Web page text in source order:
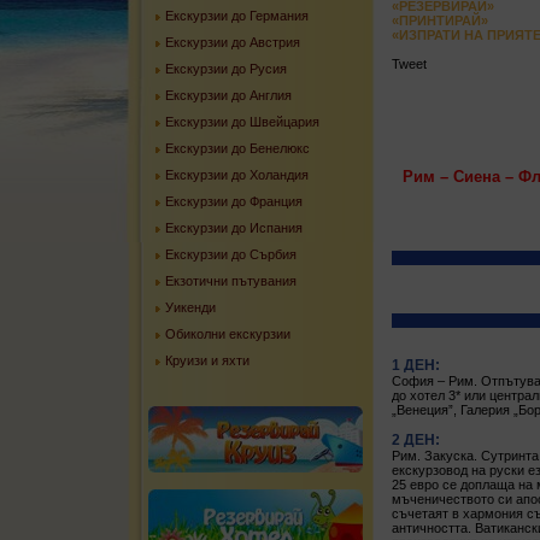
Екскурзии до Германия
Екскурзии до Австрия
Екскурзии до Русия
Екскурзии до Англия
Екскурзии до Швейцария
Екскурзии до Бенелюкс
Екскурзии до Холандия
Екскурзии до Франция
Екскурзии до Испания
Екскурзии до Сърбия
Екзотични пътувания
Уикенди
Обиколни екскурзии
Круизи и яхти
«РЕЗЕРВИРАЙ»
«ПРИНТИРАЙ»
«ИЗПРАТИ НА
Tweet
Рим – Сиена –
1 ДЕН:
София – Рим.
до хотел 3* или
„Венеция”, Галерия
2 ДЕН:
Рим. Закуска.
екскурзовод на руски
25 евро се доплаща на
мъченичеството си
съчетаят в хармония
античността.